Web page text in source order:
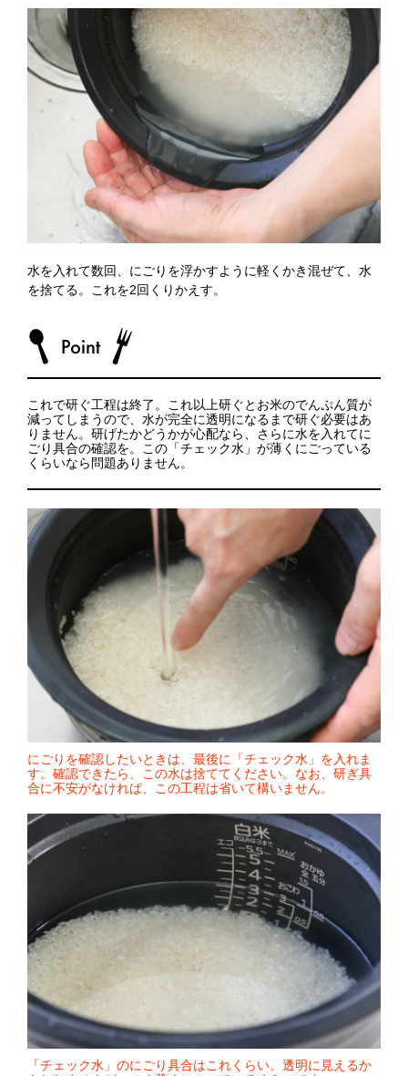
水を入れて数回、にごりを浮かすように軽くかき混ぜて、水
を捨てる。これを2回くりかえす。
これで研ぐ工程は終了。これ以上研ぐとお米のでんぷん質が
減ってしまうので、水が完全に透明になるまで研ぐ必要はあ
りません。研げたかどうかが心配なら、さらに水を入れてに
ごり具合の確認を。この「チェック水」が薄くにごっている
くらいなら問題ありません。
にごりを確認したいときは、最後に「チェック水」を入れま
す。確認できたら、この水は捨ててください。なお、研ぎ具
合に不安がなければ、この工程は省いて構いません。
「チェック水」のにごり具合はこれくらい。透明に見えるか